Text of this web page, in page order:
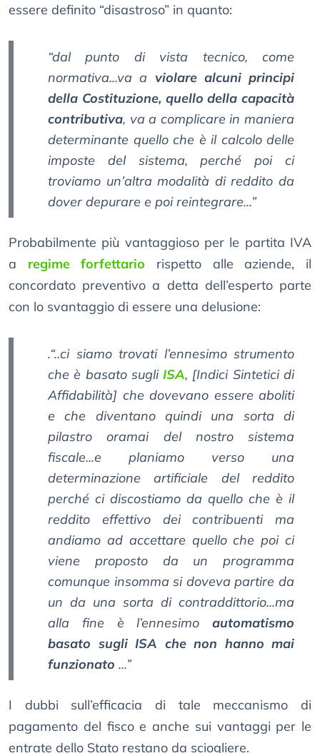
essere definito “disastroso” in quanto:
“dal punto di vista tecnico, come
normativa...va a violare alcuni principi
della Costituzione, quello della capacità
contributiva, va a complicare in maniera
determinante quello che è il calcolo delle
imposte del sistema, perché poi ci
troviamo un’altra modalità di reddito da
dover depurare e poi reintegrare...”
Probabilmente più vantaggioso per le partita IVA
a regime forfettario rispetto alle aziende, il
concordato preventivo a detta dell’esperto parte
con lo svantaggio di essere una delusione:
.“..ci siamo trovati l’ennesimo strumento
che è basato sugliISA, [Indici Sintetici di
Affidabilità] che dovevano essere aboliti
e che diventano quindi una sorta di
pilastro oramai del nostro sistema
fiscale...e planiamo verso una
determinazione artificiale del reddito
perché ci discostiamo da quello che è il
reddito effettivo dei contribuenti ma
andiamo ad accettare quello che poi ci
viene proposto da un programma
comunque insomma si doveva partire da
un da una sorta di contraddittorio...ma
alla fine è l’ennesimo automatismo
basato sugli ISA che non hanno mai
funzionato ...”
I dubbi sull’efficacia di tale meccanismo di
pagamento del fisco e anche sui vantaggi per le
entrate dello Stato restano da sciogliere.